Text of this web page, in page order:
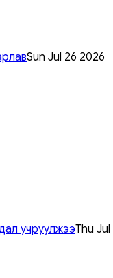
Sun Jul 26 2026
учруулжээThu